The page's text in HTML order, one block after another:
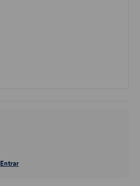
Entrar